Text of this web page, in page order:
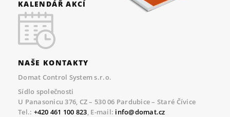
KALENDÁŘ AKCÍ
NAŠE KONTAKTY
Domat Control System s.r.o.
Sídlo společnosti
U Panasonicu 376, CZ – 530 06 Pardubice – Staré Čívice
Tel.: +420 461 100 823, E-mail: info@domat.cz